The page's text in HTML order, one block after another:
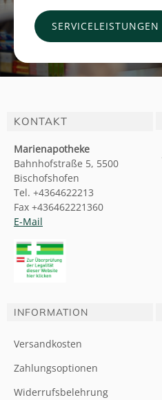
SERVICELEISTUNGEN
KONTAKT
Marienapotheke
Bahnhofstraße 5, 5500
Bischofshofen
Tel. +4364622213
Fax +436462221360
E-Mail
INFORMATION
Versandkosten
Zahlungsoptionen
Widerrufsbelehrung